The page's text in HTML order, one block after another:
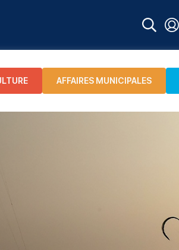
AFFAIRES MUNICIPALES